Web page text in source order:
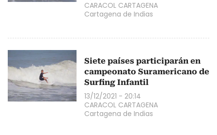
CARACOL CARTAGENA
Cartagena de Indias
Siete países participarán en
campeonato Suramericano de
Surfing Infantil
13/12/2021 - 20:14
CARACOL CARTAGENA
Cartagena de Indias